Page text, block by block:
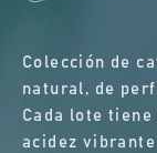
Colección de
natural, de
Cada lote
acidez